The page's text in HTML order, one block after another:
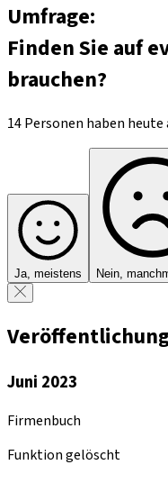
Umfrage:
Finden Sie auf
brauchen?
14 Personen haben
Ja, meistens Nein,
Juni 2023
Firmenbuch
Funktion gelöscht